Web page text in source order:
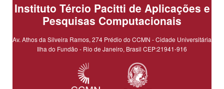
Instituto Tércio Pacitti de Aplicações e
Pesquisas Computacionais
Av. Athos da Silveira Ramos, 274 Prédio do CCMN - Cidade Universitária
Ilha do Fundão - Rio de Janeiro, Brasil CEP:21941-916